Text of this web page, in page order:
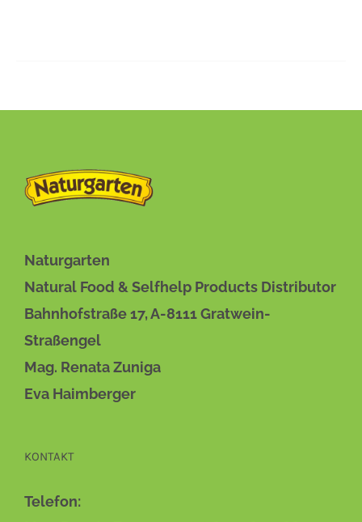
Naturgarten
Natural Food & Selfhelp Products Distributor
Bahnhofstraße 17, A-8111 Gratwein-
Straßengel
Mag. Renata Zuniga
Eva Haimberger
KONTAKT
Telefon: